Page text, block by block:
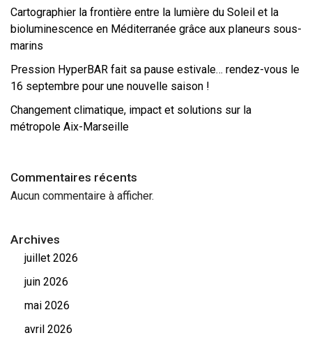
Cartographier la frontière entre la lumière du Soleil et la
bioluminescence en Méditerranée grâce aux planeurs sous-
marins
Pression HyperBAR fait sa pause estivale… rendez-vous le
16 septembre pour une nouvelle saison !
Changement climatique, impact et solutions sur la
métropole Aix-Marseille
Commentaires récents
Aucun commentaire à afficher.
Archives
juillet 2026
juin 2026
mai 2026
avril 2026